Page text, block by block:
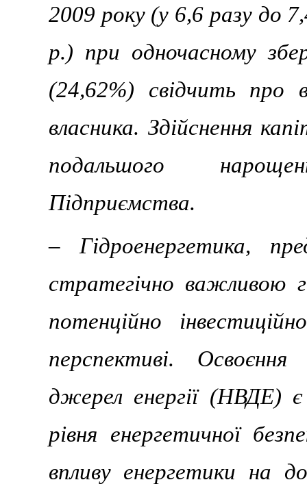
2009 року (у 6,6 разу до
р.) при одночасному
(24,62%) свідчить про
власника. Здійснення
подальшого
Підприємства.
– Гідроенергетика,
стратегічно важливою
потенційно
перспективі.
джерел енергії (НВДЕ)
рівня енергетичної
впливу енергетики на